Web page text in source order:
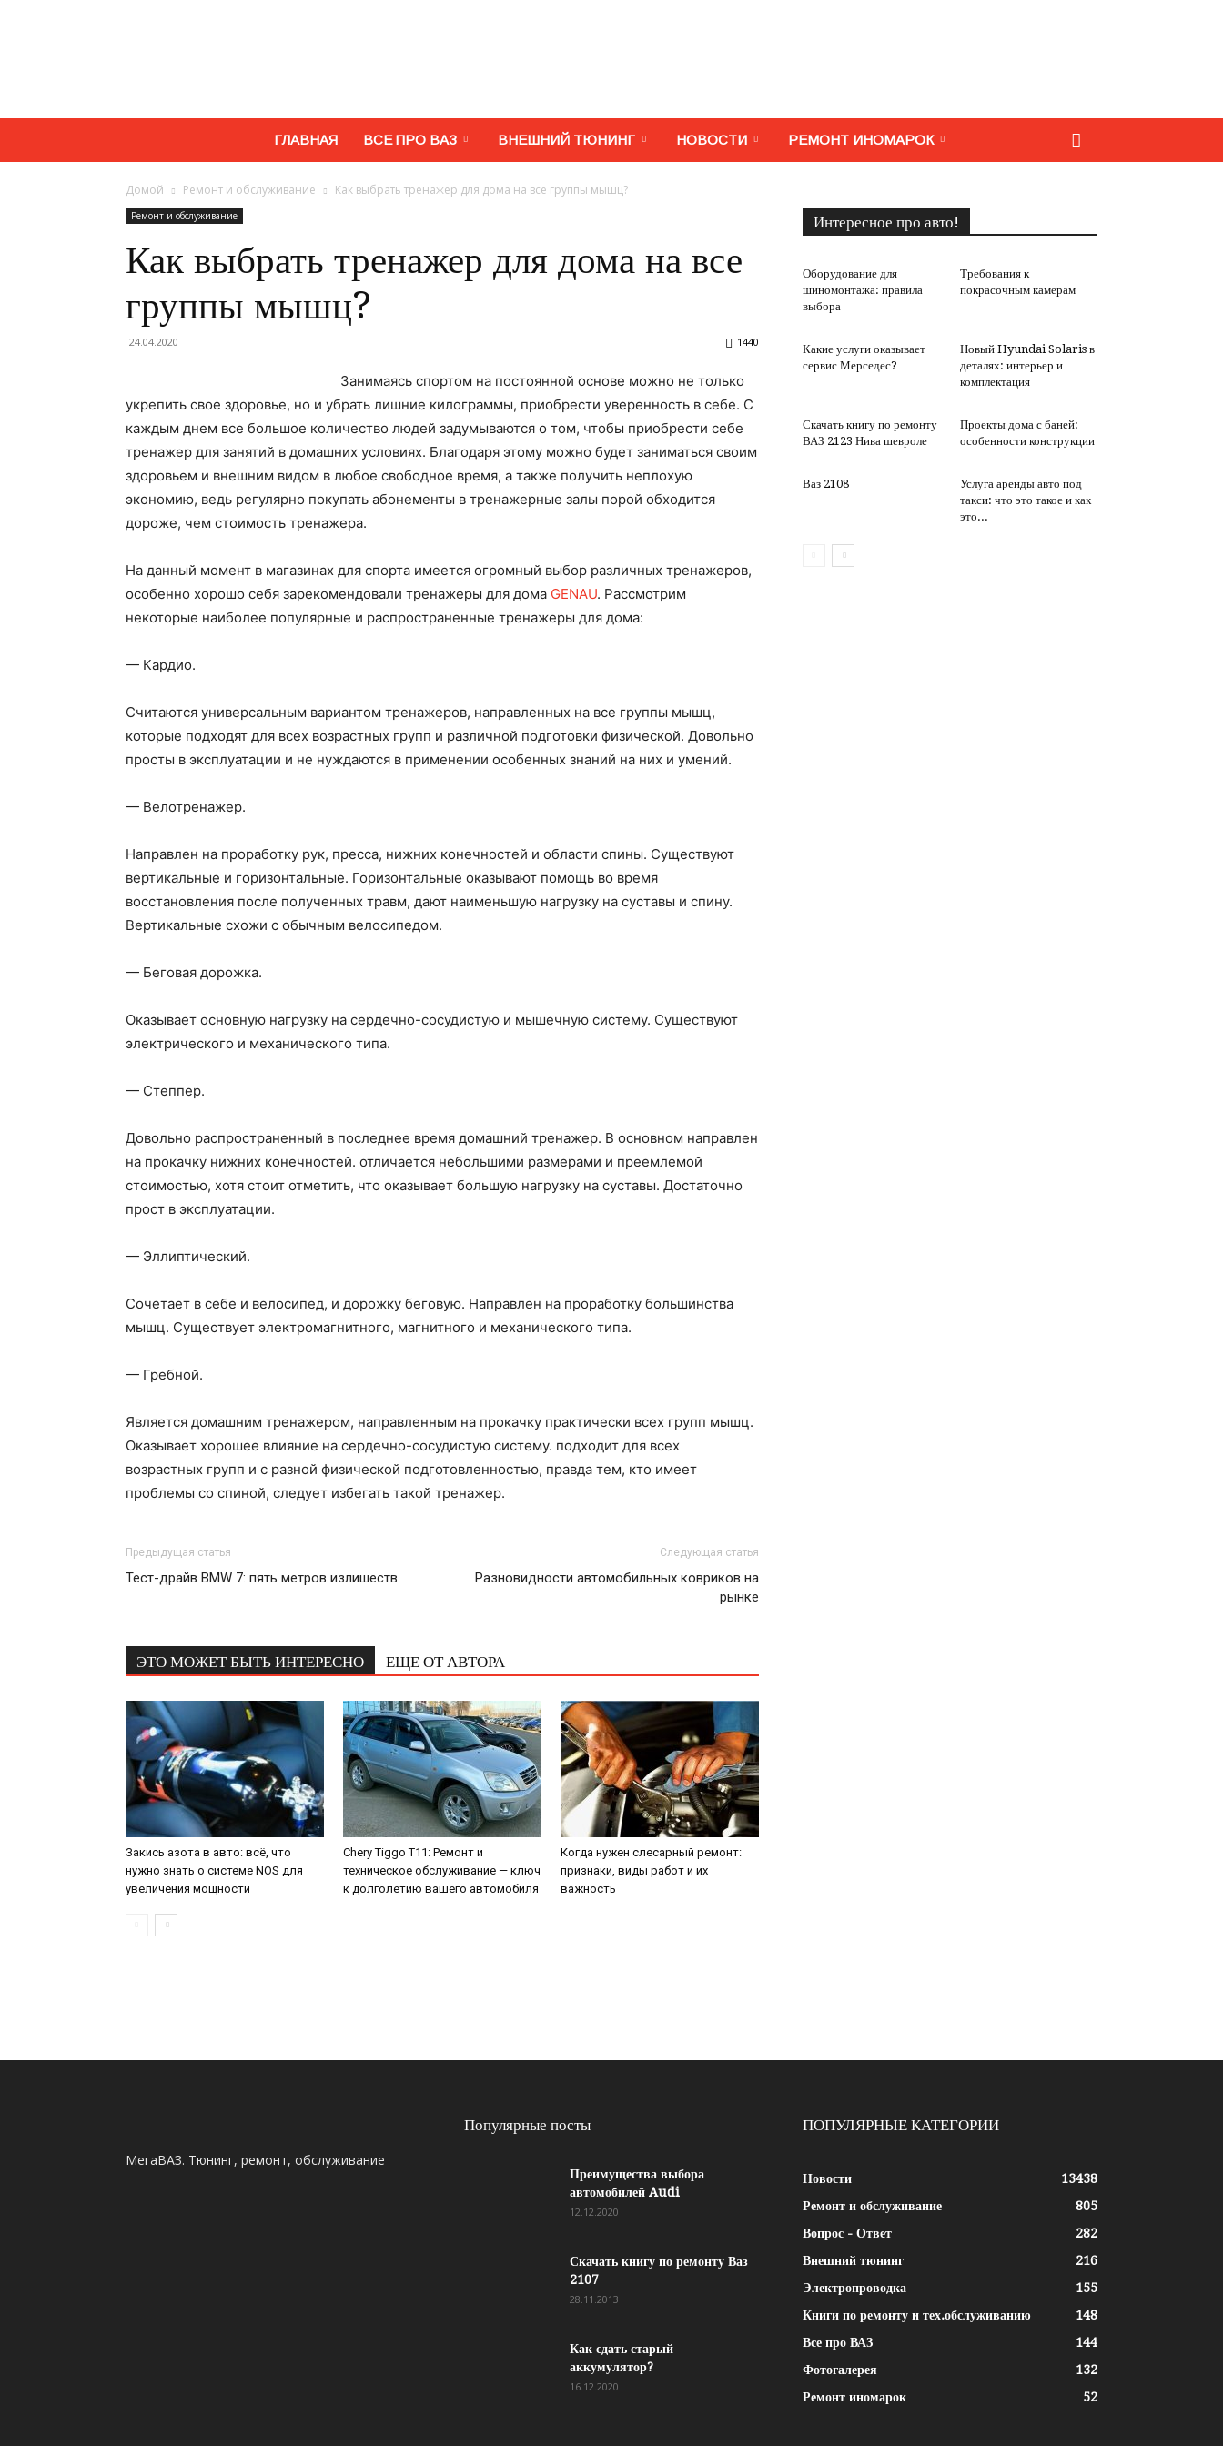
МегаВАЗ.
обслуживание
ГЛАВНАЯ ВСЕ ПРО ВАЗ ВНЕШНИЙ ТЮНИНГ НОВОСТИ РЕМОНТ ИНОМАРОК
Домой Ремонт и обслуживание Как выбрать тренажер для дома на все группы мышц?
Ремонт и обслуживание
Как выбрать тренажер для дома на все
группы мышц?
24.04.2020 1440
Занимаясь спортом на постоянной основе можно не только
укрепить свое здоровье, но и убрать лишние килограммы, приобрести уверенность в себе. С
каждым днем все большое количество людей задумываются о том, чтобы приобрести себе
тренажер для занятий в домашних условиях. Благодаря этому можно будет заниматься своим
здоровьем и внешним видом в любое свободное время, а также получить неплохую
экономию, ведь регулярно покупать абонементы в тренажерные залы порой обходится
дороже, чем стоимость тренажера.
На данный момент в магазинах для спорта имеется огромный выбор различных тренажеров,
особенно хорошо себя зарекомендовали тренажеры для дома GENAU. Рассмотрим
некоторые наиболее популярные и распространенные тренажеры для дома:
— Кардио.
Считаются универсальным вариантом тренажеров, направленных на все группы мышц,
которые подходят для всех возрастных групп и различной подготовки физической. Довольно
просты в эксплуатации и не нуждаются в применении особенных знаний на них и умений.
— Велотренажер.
Направлен на проработку рук, пресса, нижних конечностей и области спины. Существуют
вертикальные и горизонтальные. Горизонтальные оказывают помощь во время
восстановления после полученных травм, дают наименьшую нагрузку на суставы и спину.
Вертикальные схожи с обычным велосипедом.
— Беговая дорожка.
Оказывает основную нагрузку на сердечно-сосудистую и мышечную систему. Существуют
электрического и механического типа.
— Степпер.
Довольно распространенный в последнее время домашний тренажер. В основном направлен
на прокачку нижних конечностей. отличается небольшими размерами и преемлемой
стоимостью, хотя стоит отметить, что оказывает большую нагрузку на суставы. Достаточно
прост в эксплуатации.
— Эллиптический.
Сочетает в себе и велосипед, и дорожку беговую. Направлен на проработку большинства
мышц. Существует электромагнитного, магнитного и механического типа.
— Гребной.
Является домашним тренажером, направленным на прокачку практически всех групп мышц.
Оказывает хорошее влияние на сердечно-сосудистую систему. подходит для всех
возрастных групп и с разной физической подготовленностью, правда тем, кто имеет
проблемы со спиной, следует избегать такой тренажер.
Предыдущая статья
Тест-драйв BMW 7: пять метров излишеств
Следующая статья
Разновидности автомобильных ковриков на
рынке
ЭТО МОЖЕТ БЫТЬ ИНТЕРЕСНО ЕЩЕ ОТ АВТОРА
Закись азота в авто: всё, что
нужно знать о системе NOS для
увеличения мощности
Chery Tiggo T11: Ремонт и
техническое обслуживание — ключ
к долголетию вашего автомобиля
Когда нужен слесарный ремонт:
признаки, виды работ и их
важность
Интересное про авто!
Оборудование для
шиномонтажа: правила
выбора
Требования к
покрасочным камерам
Какие услуги оказывает
сервис Мерседес?
Новый Hyundai Solaris в
деталях: интерьер и
комплектация
Скачать книгу по ремонту
ВАЗ 2123 Нива шевроле
Проекты дома с баней:
особенности конструкции
Ваз 2108
Услуга аренды авто под
такси: что это такое и как
это...
МегаВАЗ. Тюнинг, ремонт, обслуживание
Популярные посты
Преимущества выбора
автомобилей Audi
12.12.2020
Скачать книгу по ремонту Ваз
2107
28.11.2013
Как сдать старый
аккумулятор?
16.12.2020
ПОПУЛЯРНЫЕ КАТЕГОРИИ
Новости
13438
Ремонт и обслуживание
805
Вопрос - Ответ
282
Внешний тюнинг
216
Электропроводка
155
Книги по ремонту и тех.обслуживанию
148
Все про ВАЗ
144
Фотогалерея
132
Ремонт иномарок
52